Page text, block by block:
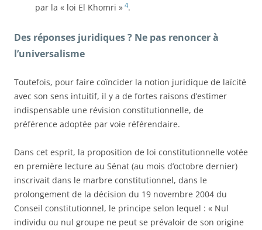
par la « loi El Khomri » 4.
Des réponses juridiques ? Ne pas renoncer à
l’universalisme
Toutefois, pour faire coïncider la notion juridique de laïcité
avec son sens intuitif, il y a de fortes raisons d’estimer
indispensable une révision constitutionnelle, de
préférence adoptée par voie référendaire.
Dans cet esprit, la proposition de loi constitutionnelle votée
en première lecture au Sénat (au mois d’octobre dernier)
inscrivait dans le marbre constitutionnel, dans le
prolongement de la décision du 19 novembre 2004 du
Conseil constitutionnel, le principe selon lequel : « Nul
individu ou nul groupe ne peut se prévaloir de son origine